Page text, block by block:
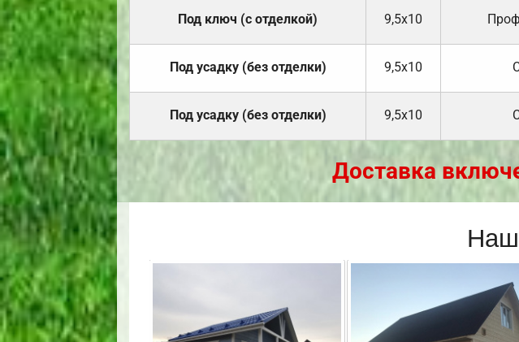
Под ключ (с отделкой) 9,5х10
Под усадку (без отделки) 9,5х10
Под усадку (без отделки) 9,5х10
Доставка